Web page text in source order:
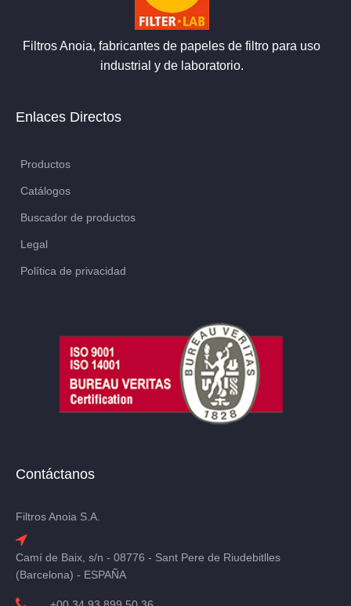
Filtros Anoia, fabricantes de papeles de filtro para uso
industrial y de laboratorio.
Enlaces Directos
Productos
Catálogos
Buscador de productos
Legal
Política de privacidad
Contáctanos
Filtros Anoia S.A.
Camí de Baix, s/n - 08776 - Sant Pere de Riudebitlles
(Barcelona) - ESPAÑA